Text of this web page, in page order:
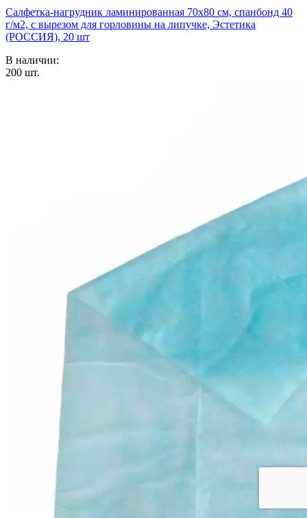
Салфетка-нагрудник ламинированная 70х80 см, спанбонд 40
г/м2, с вырезом для горловины на липучке, Эстетика
(РОССИЯ), 20 шт
В наличии:
200 шт.